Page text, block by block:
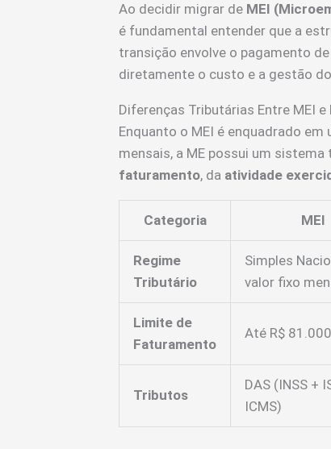
Ao decidir migrar de MEI
é fundamental entender que a
transição envolve o pagamento
diretamente o custo e a gestão
Diferenças Tributárias Entre MEI e
Enquanto o MEI é enquadrado
mensais, a ME possui um
faturamento, da atividade
Categoria MEI
Regime
Tributário
Simples
valor fixo
Limite de
Faturamento
Até R$
Tributos
DAS (INSS +
ICMS)